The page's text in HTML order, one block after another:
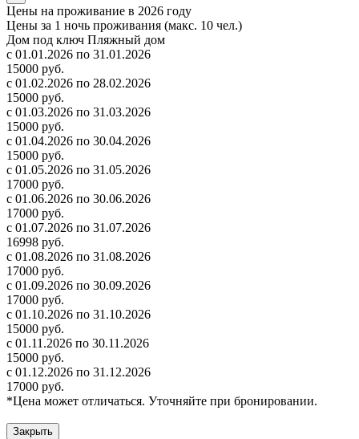
Цены на проживание в 2026 году
Цены за 1 ночь проживания (макс. 10 чел.)
Дом под ключ Пляжный дом
с 01.01.2026 по 31.01.2026
15000 руб.
с 01.02.2026 по 28.02.2026
15000 руб.
с 01.03.2026 по 31.03.2026
15000 руб.
с 01.04.2026 по 30.04.2026
15000 руб.
с 01.05.2026 по 31.05.2026
17000 руб.
с 01.06.2026 по 30.06.2026
17000 руб.
с 01.07.2026 по 31.07.2026
16998 руб.
с 01.08.2026 по 31.08.2026
17000 руб.
с 01.09.2026 по 30.09.2026
17000 руб.
с 01.10.2026 по 31.10.2026
15000 руб.
с 01.11.2026 по 30.11.2026
15000 руб.
с 01.12.2026 по 31.12.2026
17000 руб.
*Цена может отличаться. Уточняйте при бронировании.
Закрыть